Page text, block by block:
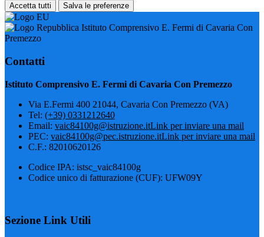
Accetta tutti Salva le preferenze
Istituto Comprensivo E. Fermi di Cavaria Con
Premezzo
Contatti
Istituto Comprensivo E. Fermi di Cavaria Con Premezzo
Via E.Fermi 400 21044, Cavaria Con Premezzo (VA)
Tel: (+39) 0331212640
Email: vaic84100g@istruzione.itLink per inviare una mail
PEC: vaic84100g@pec.istruzione.itLink per inviare una mail
C.F.: 82010620126
Codice IPA: istsc_vaic84100g
Codice unico di fatturazione (CUF): UFW09Y
Sezione Link Utili